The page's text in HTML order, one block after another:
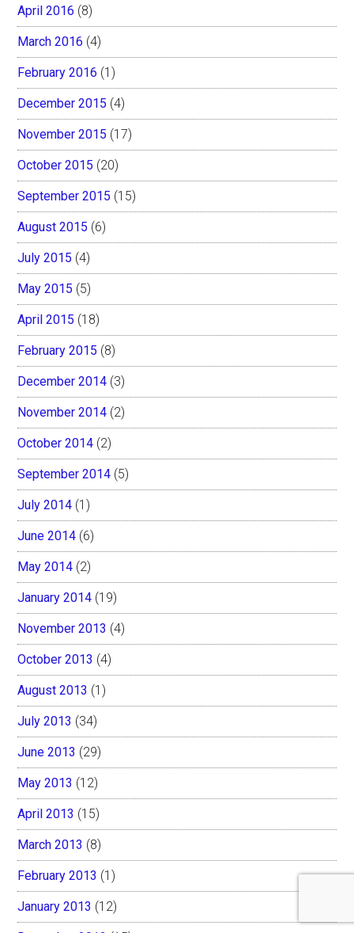
April 2016 (8)
March 2016 (4)
February 2016 (1)
December 2015 (4)
November 2015 (17)
October 2015 (20)
September 2015 (15)
August 2015 (6)
July 2015 (4)
May 2015 (5)
April 2015 (18)
February 2015 (8)
December 2014 (3)
November 2014 (2)
October 2014 (2)
September 2014 (5)
July 2014 (1)
June 2014 (6)
May 2014 (2)
January 2014 (19)
November 2013 (4)
October 2013 (4)
August 2013 (1)
July 2013 (34)
June 2013 (29)
May 2013 (12)
April 2013 (15)
March 2013 (8)
February 2013 (1)
January 2013 (12)